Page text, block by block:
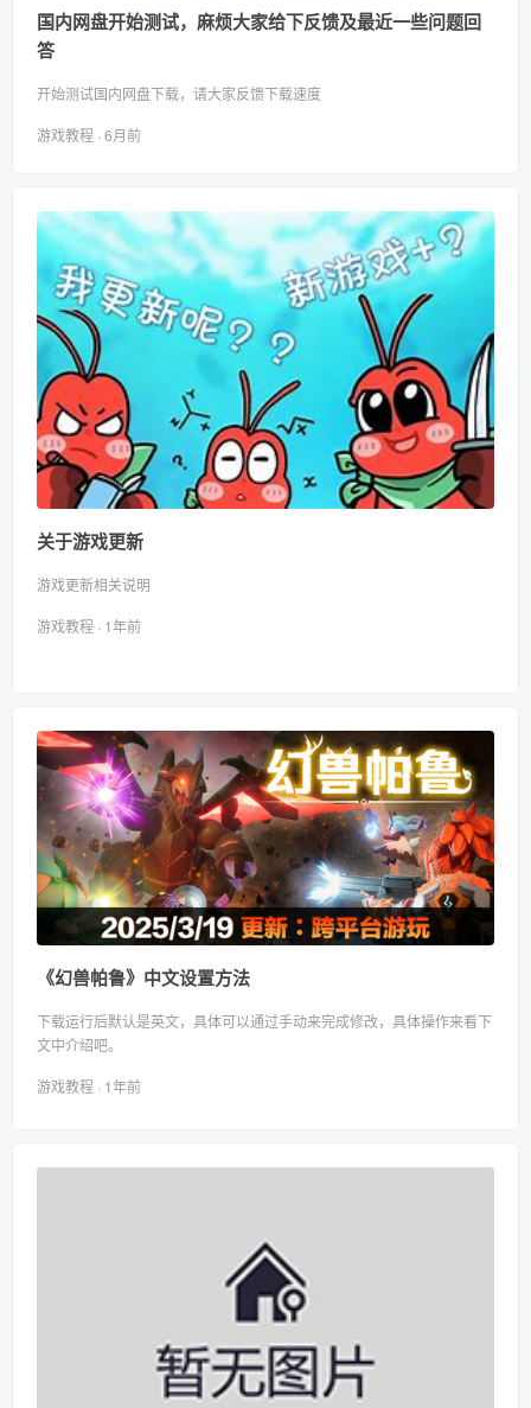
国内网盘开始测试，麻烦大家给下反馈及最近一些问题回
答
开始测试国内网盘下载，请大家反馈下载速度
游戏教程 · 6月前
关于游戏更新
游戏更新相关说明
游戏教程 · 1年前
《幻兽帕鲁》中文设置方法
下载运行后默认是英文，具体可以通过手动来完成修改，具体操作来看下
文中介绍吧。
游戏教程 · 1年前